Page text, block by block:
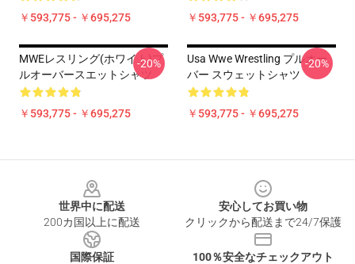
￥593,775 - ￥695,275 ￥593,775 - ￥695,275
MWEレスリング(ホワイト)プ
ルオーバースエットシャツ
￥593,775 - ￥695,275
-20%
Usa Wwe Wrestling プルオー
バー スウェットシャツ
￥593,775 - ￥695,275
-20%
世界中に配送
200カ国以上に配送
安心してお買い物
クリックから配送まで24/7保護
国際保証
100％安全なチェックアウト